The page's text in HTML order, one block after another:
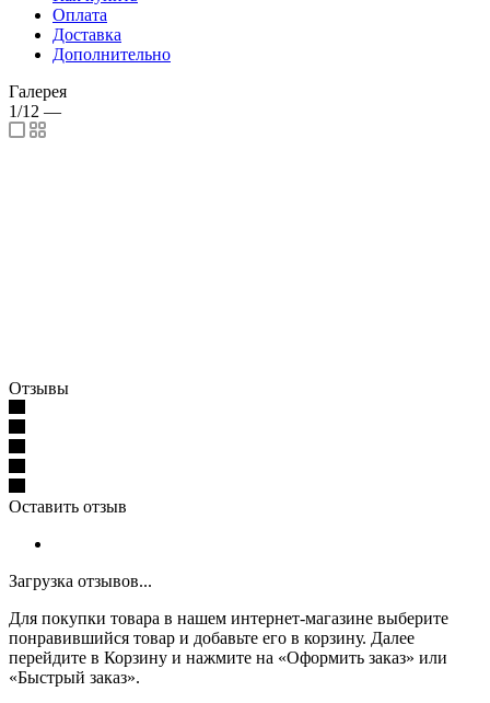
Оплата
Доставка
Дополнительно
Галерея
1/12 —
Отзывы
Оставить отзыв
Загрузка отзывов...
Для покупки товара в нашем интернет-магазине выберите
понравившийся товар и добавьте его в корзину. Далее
перейдите в Корзину и нажмите на «Оформить заказ» или
«Быстрый заказ».